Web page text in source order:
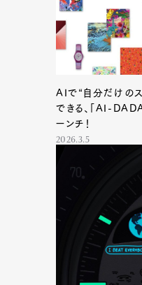
AIで“自分だけの
できる、「AI-
ーンチ！
2026.3.5